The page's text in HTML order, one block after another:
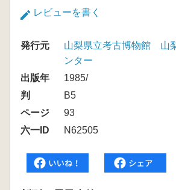
レビューを書く
発行元
山梨県立考古博物館 山
ンター
出版年
1985/
判
B5
ページ
93
六一ID
N62505